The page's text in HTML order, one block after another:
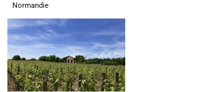
Normandie